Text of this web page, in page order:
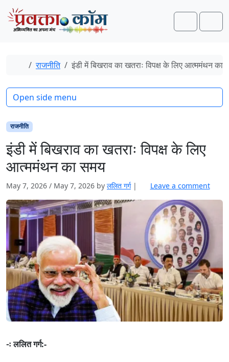
Skip to content
Skip to footer
Search
Home
राजनीति इंडी में बिखराव का खतराः विपक्ष के लिए आत्ममंथन का
राजनीति
इंडी में बिखराव का खतराः विपक्ष के लिए
आत्ममंथन का समय
May 7, 2026 / May 7, 2026 by ललित गर्ग | Leave a comment
-ः ललित गर्ग:-
Open side menu